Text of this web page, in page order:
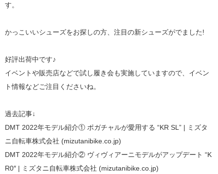
す。
かっこいいシューズをお探しの方、注目の新シューズがでました!
好評出荷中です♪
イベントや販売店などで試し履き会も実施していますので、イベン
ト情報などご注目くださいね。
過去記事↓
DMT 2022年モデル紹介① ポガチャルが愛用する “KR SL” | ミズタ
ニ自転車株式会社 (mizutanibike.co.jp)
DMT 2022年モデル紹介② ヴィヴィアーニモデルがアップデート “K
R0″ | ミズタニ自転車株式会社 (mizutanibike.co.jp)